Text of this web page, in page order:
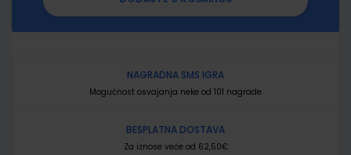
NAGRADNA SMS IGRA
Mogućnost osvajanja neke od 101 nagrade
BESPLATNA DOSTAVA
Za iznose veće od 62,50€